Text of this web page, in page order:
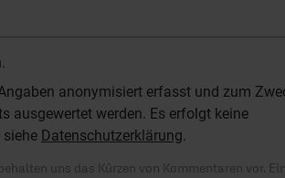
anonymisiert erfasst und zum
ausgewertet werden. Es erfolgt keine
siehe Datenschutzerklärung.
uns das Kürzen von Kommentaren vor.